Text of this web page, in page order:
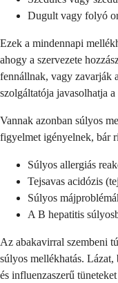
Dugult vagy folyó
Ezek a mindennapi
ahogy a szervezete
fennállnak, vagy zavarják
szolgáltatója javasolhatja
Vannak azonban súlyos
figyelmet igényelnek, bár
Súlyos allergiás
Tejsavas acidózis
Súlyos
A B hepatitis
Az abakavirral szembeni
súlyos mellékhatás.
és influenzaszerű